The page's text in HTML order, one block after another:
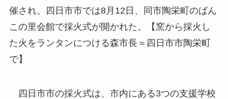
催され、四日市市では8月12日、同市陶栄町のばん
この里会館で採火式が開かれた。【窯から採火し
た火をランタンにつける森市長＝四日市市陶栄町
で】
四日市市の採火式は、市内にある3つの支援学校